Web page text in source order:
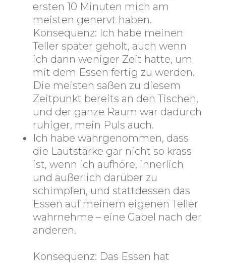
ersten 10 Minuten mich am
meisten genervt haben.
Konsequenz: Ich habe meinen
Teller später geholt, auch wenn
ich dann weniger Zeit hatte, um
mit dem Essen fertig zu werden.
Die meisten saßen zu diesem
Zeitpunkt bereits an den Tischen,
und der ganze Raum war dadurch
ruhiger, mein Puls auch.
Ich habe wahrgenommen, dass
die Lautstärke gar nicht so krass
ist, wenn ich aufhöre, innerlich
und äußerlich darüber zu
schimpfen, und stattdessen das
Essen auf meinem eigenen Teller
wahrnehme – eine Gabel nach der
anderen.
Konsequenz: Das Essen hat